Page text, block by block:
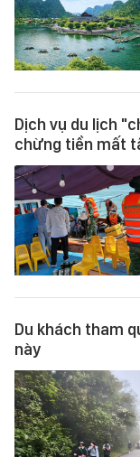
Dịch vụ du lịch
chừng tiền mất
Du khách tham
này